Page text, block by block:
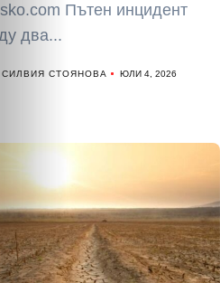
Пътен инцидент
два...
СИЛВИЯ СТОЯНОВА ЮЛИ 4, 2026